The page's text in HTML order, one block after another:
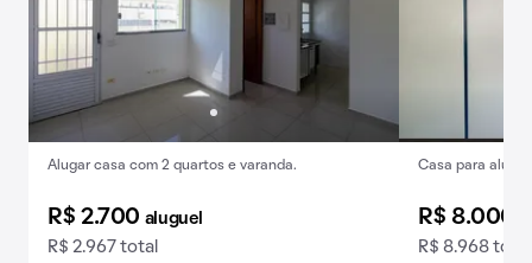
Alugar casa com 2 quartos e varanda.
R$ 2.700 aluguel
R$ 2.967 total
Casa para
R$ 8.000
R$ 8.968 total